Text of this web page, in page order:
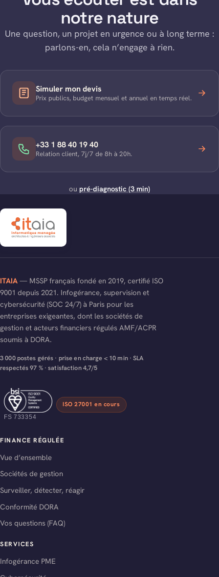
notre nature
Une question, un projet en urgence ou à long terme :
parlons-en, cela n’engage à rien.
Simuler mon devis
Prix publics, budget mensuel et annuel en temps réel.
+33 1 88 40 19 40
Relation client, 7j/7 de 8h à 20h.
ou pré-diagnostic (3 min)
ITAIA — MSSP français fondé en 2019, certifié ISO
9001 depuis 2021. Infogérance, supervision et
cybersécurité (SOC 24/7) à Paris pour les
entreprises exigeantes, dont les sociétés de
gestion et acteurs financiers régulés AMF/ACPR
soumis à DORA.
3 000 postes gérés · prise en charge < 10 min · SLA
respectés 97 % · satisfaction 4,7/5
FS 733354
ISO 27001 en cours
FINANCE RÉGULÉE
Vue d’ensemble
Sociétés de gestion
Surveiller, détecter, réagir
Conformité DORA
Vos questions (FAQ)
SERVICES
Infogérance PME